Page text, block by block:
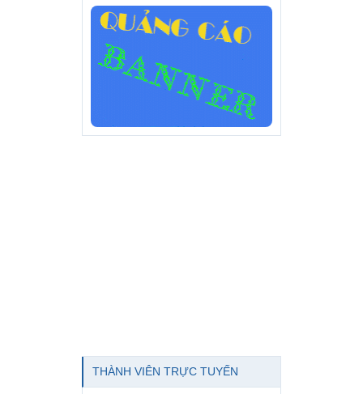
THÀNH VIÊN TRỰC TUYẾN